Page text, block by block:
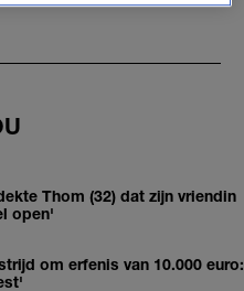
Thom (32) dat zijn vriendin
open'
om erfenis van 10.000 euro: